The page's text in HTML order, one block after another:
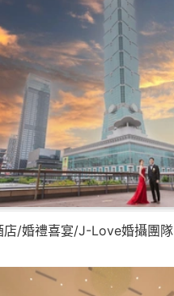
店/婚禮喜宴/J-Love婚攝團隊